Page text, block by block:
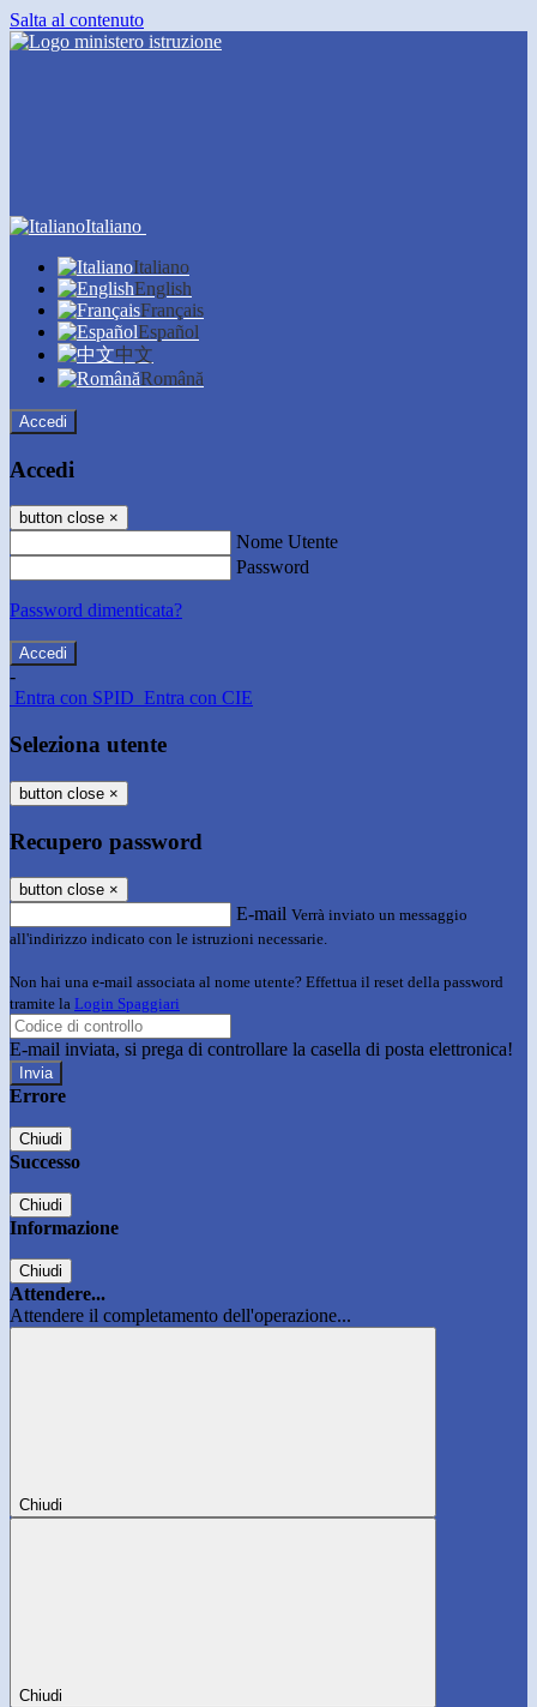
Salta al contenuto
Italiano
Italiano
English
Français
Español
中文
Română
Accedi
Accedi
button close ×
Nome Utente
Password
Password dimenticata?
-
Entra con SPID Entra con CIE
Seleziona utente
button close ×
Recupero password
button close ×
E-mail Verrà inviato un messaggio
all'indirizzo indicato con le istruzioni necessarie.
Non hai una e-mail associata al nome utente? Effettua il reset della password
tramite la Login Spaggiari
E-mail inviata, si prega di controllare la casella di posta elettronica!
Errore
Chiudi
Successo
Chiudi
Informazione
Chiudi
Attendere...
Attendere il completamento dell'operazione...
Chiudi
Chiudi